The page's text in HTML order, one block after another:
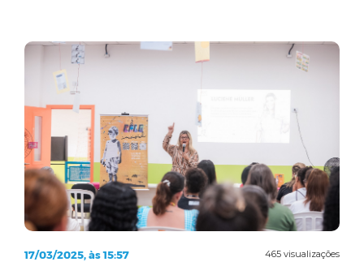
465 visualizações
17/03/2025, às 15:57